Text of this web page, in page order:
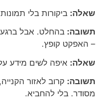
שאלה: ביקורות בלי
תשובה: בהחלט. אבל ברגע
– האפקט קופץ.
שאלה: איפה לשים מידע
תשובה: קרוב לאזור
מסודר. בלי להחביא.